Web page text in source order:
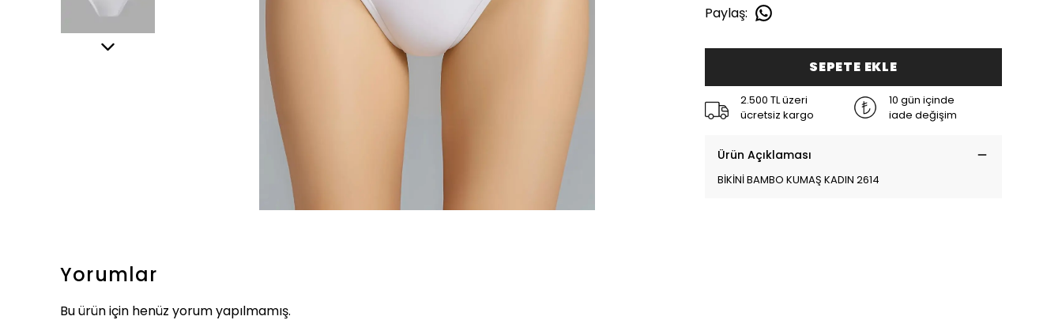
Paylaş:
SEPETE EKLE
2.500 TL üzeri
ücretsiz kargo
10 gün içinde
iade değişim
Ürün Açıklaması
BİKİNİ BAMBO KUMAŞ KADIN 2614
Yorumlar
Bu ürün için henüz yorum yapılmamış.